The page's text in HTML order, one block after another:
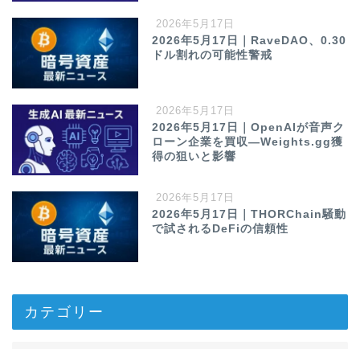
2026年5月17日
2026年5月17日｜RaveDAO、0.30
ドル割れの可能性警戒
2026年5月17日
2026年5月17日｜OpenAIが音声ク
ローン企業を買収—Weights.gg獲
得の狙いと影響
2026年5月17日
2026年5月17日｜THORChain騒動
で試されるDeFiの信頼性
カテゴリー